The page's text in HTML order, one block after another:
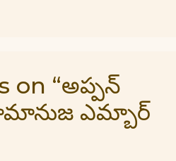
on “అప్పన్
ఎమ్బార్